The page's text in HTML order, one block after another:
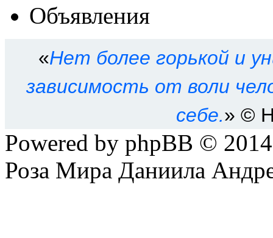
Объявления
«Нет более горькой и
зависимость от воли
себе.» ©
Powered by phpBB ©
Роза Мира Даниила